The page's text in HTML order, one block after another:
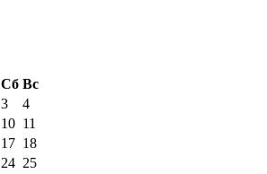
Сб Вс
3
4
10 11
17 18
24 25